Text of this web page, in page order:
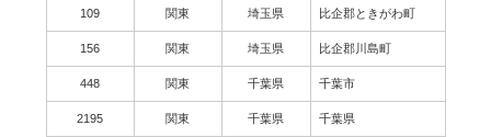
109 関東 埼玉県 比企郡ときがわ町
156 関東 埼玉県 比企郡川島町
448 関東 千葉県 千葉市
2195 関東 千葉県 千葉県